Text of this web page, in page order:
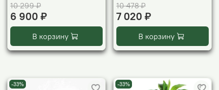
10 299 ₽
6 900 ₽
В корзину
10 478 ₽
7 020 ₽
В корзину
-33% -33%